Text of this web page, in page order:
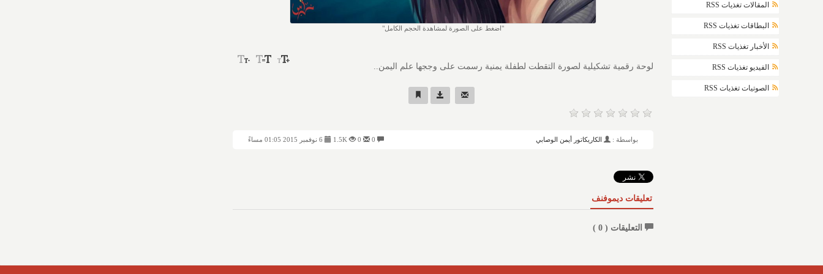
المقالات تغذيات RSS
البطاقات تغذيات RSS
الأخبار تغذيات RSS
الفيديو تغذيات RSS
الصوتيات تغذيات RSS
اضغط على الصورة لمشاهدة الحجم الكامل
لوحة رقمية تشكيلية لصورة التقطت لطفلة يمنية رسمت على وججها علم اليمن..
بواسطة : الكاريكاتور أيمن الوصابي 1.5K
تعليقات ديموفنف
التعليقات (0
)